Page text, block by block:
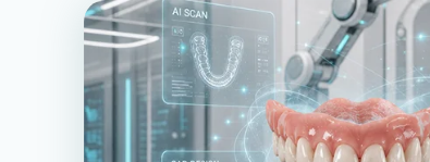
факты против
AirFlow GBT - прорыв в лечении